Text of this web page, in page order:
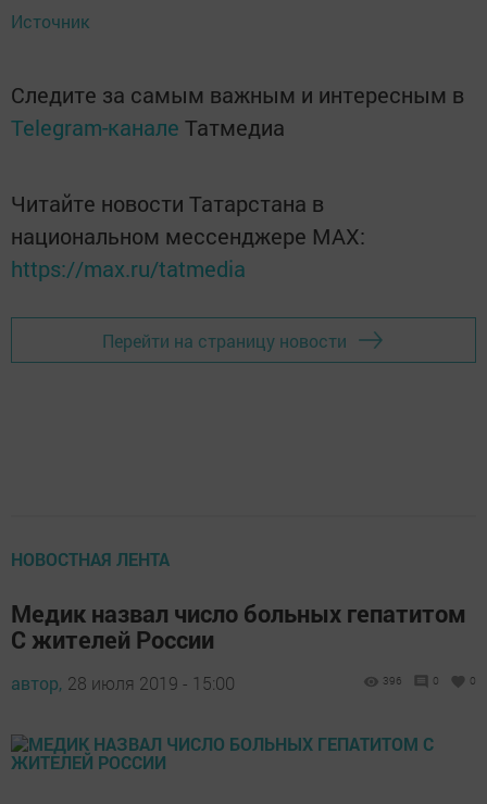
Источник
Следите за самым важным и интересным в
Telegram-канале Татмедиа
Читайте новости Татарстана в
национальном мессенджере MАХ:
https://max.ru/tatmedia
Перейти на страницу новости
НОВОСТНАЯ ЛЕНТА
Медик назвал число больных гепатитом
C жителей России
автор, 28 июля 2019 - 15:00 396 0 0